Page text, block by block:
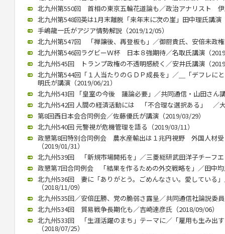
北九州第550回 首相の東京五輪花道論も／政治アナリスト
北九州第548回英は1月末離脱「来年末に次の崖」田中理氏講演
手嶋龍一氏がアジア情勢解説（2019/12/05）
北九州第547回 「禅譲後、再登板も」／御厨貴氏、安倍未政
北九州第546回ラグビーＷ杯 日本８強期待／名取氏講演（
北九州545回 トランプ政権の不透明感続く／安井氏講演（
北九州第544回「１人当たりのＧＤＰ成長を」／＿「デフレに
明氏が講演（2019/06/21）
北九州543回 「皇室の今後 議論必要」／共同通信・山田さん
北九州542回 人間の経済活動には 「不合理な選択ある」 ／
第8回西日本会合同例会／佐藤優氏が講演（2019/03/29）
北九州540回 元警視が危機管理を語る（2019/03/11）
政懇第8回特別合同例会 農水産輸出は１兆円視野 外国人材受
（2019/01/31）
北九州539回 「新規市場開拓を」／三菱総研武田洋子チーフ
政懇第7回合同例会 「結果を作るための外交戦略を」／田中
北九州536回 妻に「ありがとう。ごめんなさい。愛している
（2018/11/09）
北九州535回／安倍圧勝、党の脆弱さ露呈／共同通信社論説委
北九州534回 貿易戦争長期化も／吉崎達彦氏（2018/09/06）
北九州533回 「生涯活躍のまち」テーマに／「雇用も生み出
（2018/07/25）